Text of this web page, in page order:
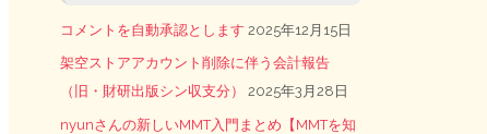
コメントを自動承認とします 2025年12月15日
架空ストアアカウント削除に伴う会計報告
（旧・財研出版シン収支分）
2025年3月28日
nyunさんの新しいMMT入門まとめ【MMTを知